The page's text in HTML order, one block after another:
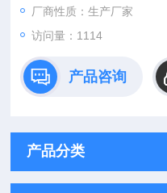
厂商性质：生产厂家
访问量：1114
产品咨询
产品分类